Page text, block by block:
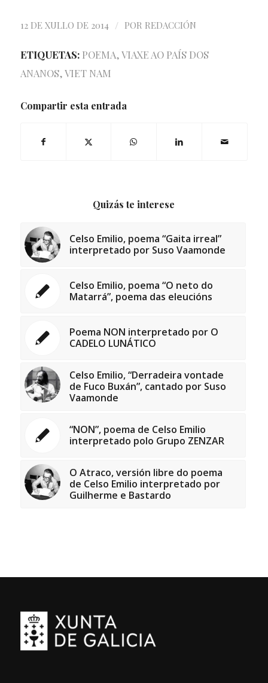
12 DE XULLO DE 2014 / POR REDACCIÓN
ETIQUETAS: POEMA,VIAXE AO PAÍS DOS
ANANOS,VIET NAM
Compartir esta entrada
Quizás te interese
Celso Emilio, poema “Gaita irreal”
interpretado por Suso Vaamonde
Celso Emilio, poema “O neto do
Matarrá”, poema das eleucións
Poema NON interpretado por O
CADELO LUNÁTICO
Celso Emilio, “Derradeira vontade
de Fuco Buxán”, cantado por Suso
Vaamonde
“NON”, poema de Celso Emilio
interpretado polo Grupo ZENZAR
O Atraco, versión libre do poema
de Celso Emilio interpretado por
Guilherme e Bastardo